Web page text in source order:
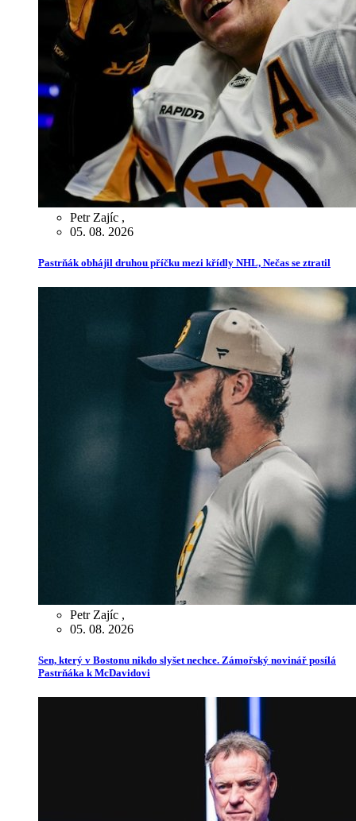
Petr Zajíc ,
05. 08. 2026
Pastrňák obhájil druhou příčku mezi křídly NHL, Nečas se ztratil
Petr Zajíc ,
05. 08. 2026
Sen, který v Bostonu nikdo slyšet nechce. Zámořský novinář posílá
Pastrňáka k McDavidovi